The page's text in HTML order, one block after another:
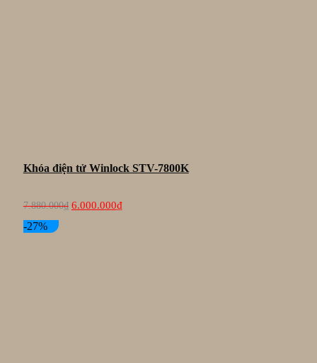
Khóa điện tử Winlock STV-7800K
7.880.000₫
Giá
gốc
6.000.000₫Giá
hiện
-27%